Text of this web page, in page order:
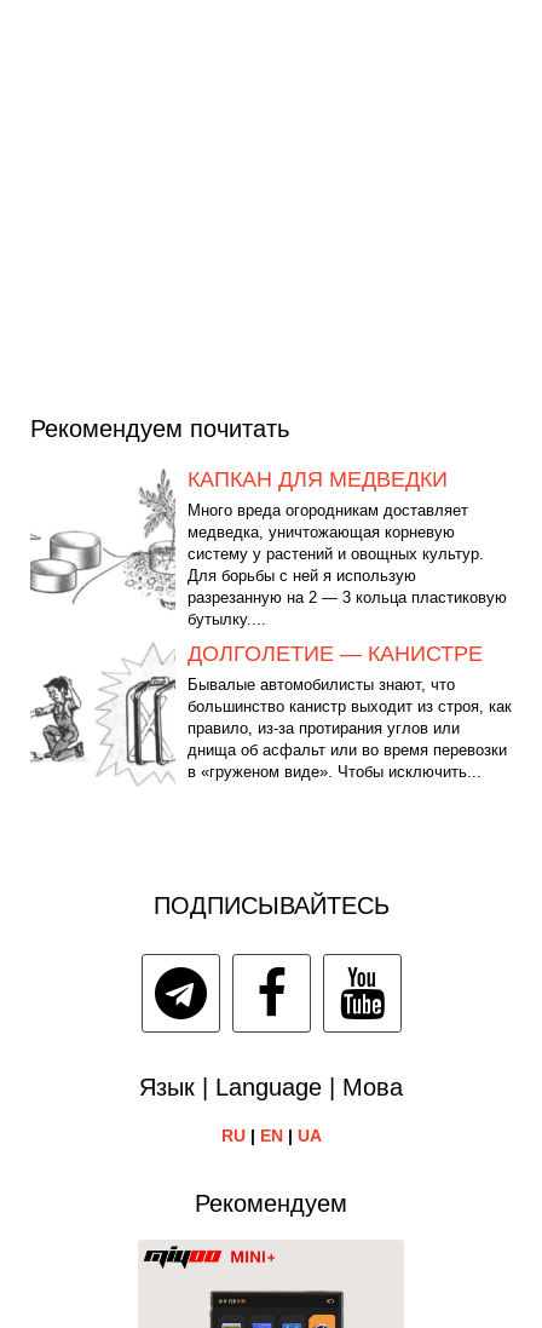
Рекомендуем почитать
КАПКАН ДЛЯ МЕДВЕДКИ
Много вреда огородникам доставляет
медведка, уничтожающая корневую
систему у растений и овощных культур.
Для борьбы с ней я использую
разрезанную на 2 — 3 кольца пластиковую
бутылку....
ДОЛГОЛЕТИЕ — КАНИСТРЕ
Бывалые автомобилисты знают, что
большинство канистр выходит из строя, как
правило, из-за протирания углов или
днища об асфальт или во время перевозки
в «груженом виде». Чтобы исключить...
ПОДПИСЫВАЙТЕСЬ
Язык | Language | Мова
RU| EN| UA
Рекомендуем